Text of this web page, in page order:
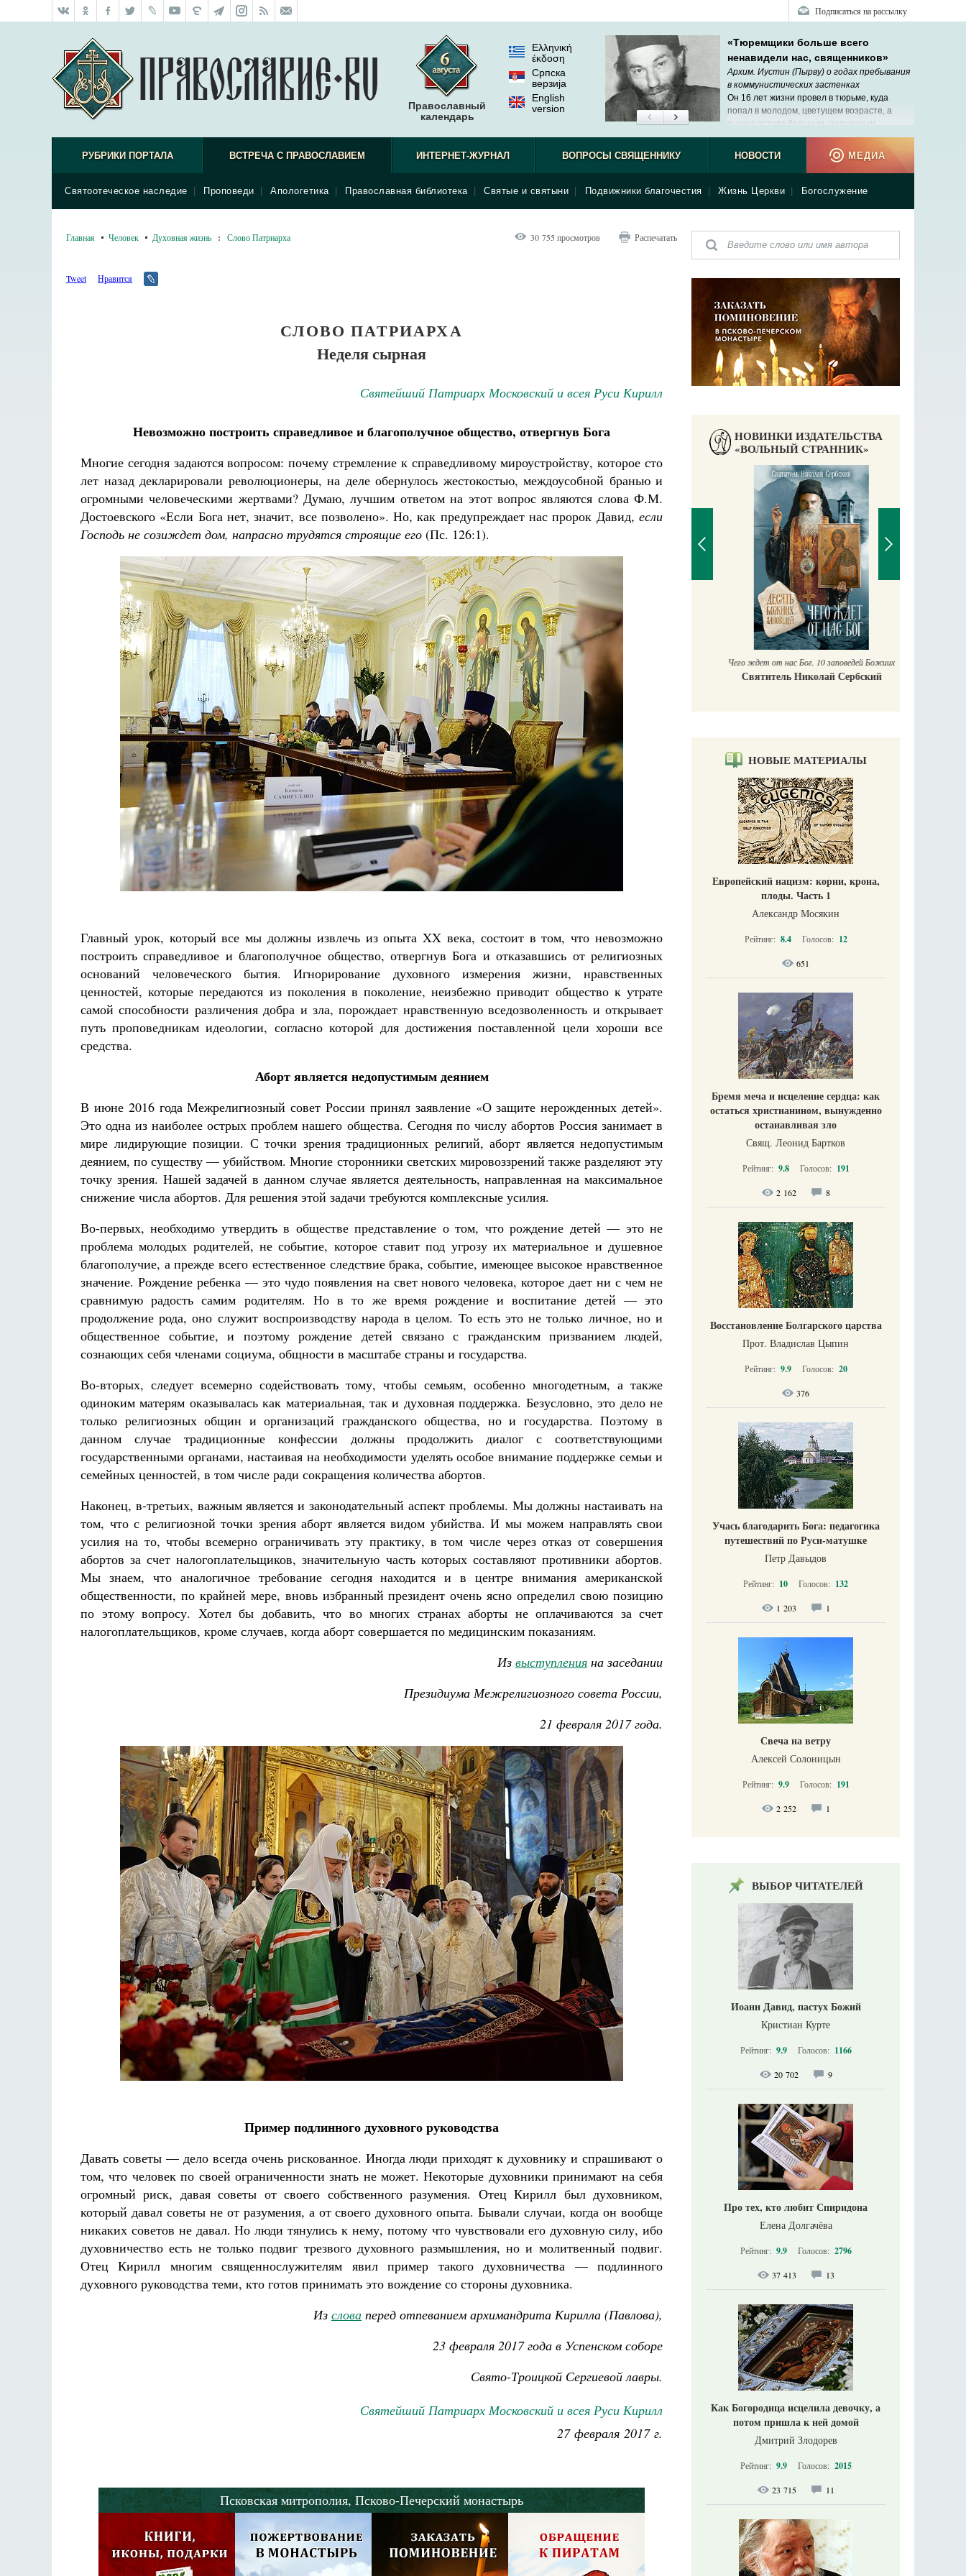
Подписаться на рассылку
Православный
календарь
Ελληνική
έκδοση
Српска
верзиjа
English
version
«Тюремщики больше всего
ненавидели нас, священников»
Архим. Иустин (Пырву) о годах пребывания
в коммунистических застенках
Он 16 лет жизни провел в тюрьме, куда
попал в молодом, цветущем возрасте, а
вышел оттуда больным, полуживым
стариком.
РУБРИКИ ПОРТАЛА ВСТРЕЧА С ПРАВОСЛАВИЕМ
Святоотеческое наследие Проповеди Апологетика Православная библиотека Святые и святыни Подвижники благочестия Жизнь Церкви Богослужение
ИНТЕРНЕТ-ЖУРНАЛ ВОПРОСЫ СВЯЩЕННИКУ НОВОСТИ МЕДИА
Главная Человек Духовная жизнь : Слово Патриарха 30 755 просмотров Распечатать
Tweet Нравится
СЛОВО ПАТРИАРХА
Неделя сырная
Святейший Патриарх Московский и всея Руси Кирилл
Невозможно построить справедливое и благополучное общество, отвергнув Бога
Многие сегодня задаются вопросом: почему стремление к справедливому мироустройству, которое сто
лет назад декларировали революционеры, на деле обернулось жестокостью, междоусобной бранью и
огромными человеческими жертвами? Думаю, лучшим ответом на этот вопрос являются слова Ф.М.
Достоевского «Если Бога нет, значит, все позволено». Но, как предупреждает нас пророк Давид, если
Господь не созиждет дом, напрасно трудятся строящие его (Пс. 126:1).
Главный урок, который все мы должны извлечь из опыта XX века, состоит в том, что невозможно
построить справедливое и благополучное общество, отвергнув Бога и отказавшись от религиозных
оснований человеческого бытия. Игнорирование духовного измерения жизни, нравственных
ценностей, которые передаются из поколения в поколение, неизбежно приводит общество к утрате
самой способности различения добра и зла, порождает нравственную вседозволенность и открывает
путь проповедникам идеологии, согласно которой для достижения поставленной цели хороши все
средства.
Аборт является недопустимым деянием
В июне 2016 года Межрелигиозный совет России принял заявление «О защите нерожденных детей».
Это одна из наиболее острых проблем нашего общества. Сегодня по числу абортов Россия занимает в
мире лидирующие позиции. С точки зрения традиционных религий, аборт является недопустимым
деянием, по существу — убийством. Многие сторонники светских мировоззрений также разделяют эту
точку зрения. Нашей задачей в данном случае является деятельность, направленная на максимальное
снижение числа абортов. Для решения этой задачи требуются комплексные усилия.
Во-первых, необходимо утвердить в обществе представление о том, что рождение детей — это не
проблема молодых родителей, не событие, которое ставит под угрозу их материальное и душевное
благополучие, а прежде всего естественное следствие брака, событие, имеющее высокое нравственное
значение. Рождение ребенка — это чудо появления на свет нового человека, которое дает ни с чем не
сравнимую радость самим родителям. Но в то же время рождение и воспитание детей — это
продолжение рода, оно служит воспроизводству народа в целом. То есть это не только личное, но и
общественное событие, и поэтому рождение детей связано с гражданским призванием людей,
сознающих себя членами социума, общности в масштабе страны и государства.
Во-вторых, следует всемерно содействовать тому, чтобы семьям, особенно многодетным, а также
одиноким матерям оказывалась как материальная, так и духовная поддержка. Безусловно, это дело не
только религиозных общин и организаций гражданского общества, но и государства. Поэтому в
данном случае традиционные конфессии должны продолжить диалог с соответствующими
государственными органами, настаивая на необходимости уделять особое внимание поддержке семьи и
семейных ценностей, в том числе ради сокращения количества абортов.
Наконец, в-третьих, важным является и законодательный аспект проблемы. Мы должны настаивать на
том, что с религиозной точки зрения аборт является видом убийства. И мы можем направлять свои
усилия на то, чтобы всемерно ограничивать эту практику, в том числе через отказ от совершения
абортов за счет налогоплательщиков, значительную часть которых составляют противники абортов.
Мы знаем, что аналогичное требование сегодня находится и в центре внимания американской
общественности, по крайней мере, вновь избранный президент очень ясно определил свою позицию
по этому вопросу. Хотел бы добавить, что во многих странах аборты не оплачиваются за счет
налогоплательщиков, кроме случаев, когда аборт совершается по медицинским показаниям.
Из выступления на заседании
Президиума Межрелигиозного совета России,
21 февраля 2017 года.
Пример подлинного духовного руководства
Давать советы — дело всегда очень рискованное. Иногда люди приходят к духовнику и спрашивают о
том, что человек по своей ограниченности знать не может. Некоторые духовники принимают на себя
огромный риск, давая советы от своего собственного разумения. Отец Кирилл был духовником,
который давал советы не от разумения, а от своего духовного опыта. Бывали случаи, когда он вообще
никаких советов не давал. Но люди тянулись к нему, потому что чувствовали его духовную силу, ибо
духовничество есть не только подвиг трезвого духовного размышления, но и молитвенный подвиг.
Отец Кирилл многим священнослужителям явил пример такого духовничества — подлинного
духовного руководства теми, кто готов принимать это вождение со стороны духовника.
Из слова перед отпеванием архимандрита Кирилла (Павлова),
23 февраля 2017 года в Успенском соборе
Свято-Троицкой Сергиевой лавры.
Святейший Патриарх Московский и всея Руси Кирилл
27 февраля 2017 г.
Псковская митрополия, Псково-Печерский монастырь
НОВИНКИ ИЗДАТЕЛЬСТВА
«ВОЛЬНЫЙ СТРАННИК»
Разлуки не будет
Фредерика де Грааф Как найти своё место в жизни
Кирилл Мурышев
Великомученик Георгий Победоносец. Научись у
святого
Роман Котов Чего ждет от нас Бог. 10 заповедей Божиих
Святитель Николай Сербский
НОВЫЕ МАТЕРИАЛЫ
Европейский нацизм: корни, крона,
плоды. Часть 1
Александр Мосякин
Рейтинг: 8.4 Голосов: 12
651
Бремя меча и исцеление сердца: как
остаться христианином, вынужденно
останавливая зло
Свящ. Леонид Бартков
Рейтинг: 9.8 Голосов: 191
2 162 8
Восстановление Болгарского царства
Прот. Владислав Цыпин
Рейтинг: 9.9 Голосов: 20
376
Учась благодарить Бога: педагогика
путешествий по Руси-матушке
Петр Давыдов
Рейтинг: 10 Голосов: 132
1 203 1
Свеча на ветру
Алексей Солоницын
Рейтинг: 9.9 Голосов: 191
2 252 1
ВЫБОР ЧИТАТЕЛЕЙ
Иоанн Давид, пастух Божий
Кристиан Курте
Рейтинг: 9.9 Голосов: 1166
20 702 9
Про тех, кто любит Спиридона
Елена Долгачёва
Рейтинг: 9.9 Голосов: 2796
37 413 13
Как Богородица исцелила девочку, а
потом пришла к ней домой
Дмитрий Злодорев
Рейтинг: 9.9 Голосов: 2015
23 715 11